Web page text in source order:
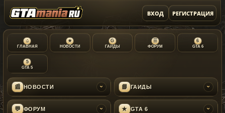
ВХОД РЕГИСТРАЦИЯ
⌂
ГЛАВНАЯ
★
НОВОСТИ
G
ГАЙДЫ
☰
ФОРУМ
6
GTA 6
5
GTA 5
📰 НОВОСТИ › 📘 ГАЙДЫ ›
💬 ФОРУМ › ★ GTA 6 ›